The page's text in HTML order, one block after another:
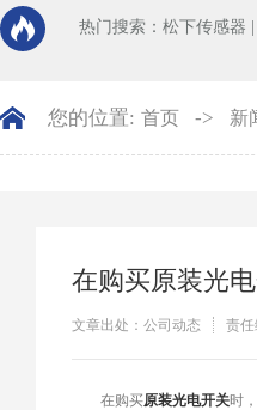
热门搜索： 松下传感器
您的位置: 首页 -> 新
在购买原装光
文章出处：公司动态 责
​在购买原装光电开关时